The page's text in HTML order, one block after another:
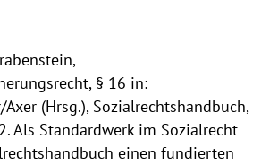
§ 16 in:
(Hrsg.), Sozialrechtshandbuch,
Als Standardwerk im Sozialrecht
einen fundierten